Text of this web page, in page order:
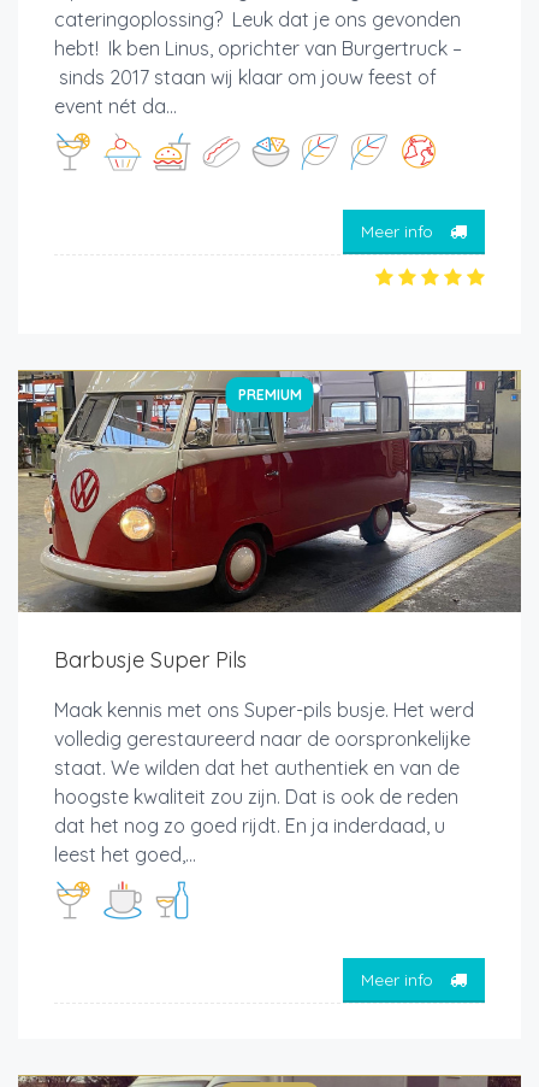
cateringoplossing? Leuk dat je ons gevonden
hebt! Ik ben Linus, oprichter van Burgertruck –
sinds 2017 staan wij klaar om jouw feest of
event nét da...
Meer info
PREMIUM
Barbusje Super Pils
Maak kennis met ons Super-pils busje. Het werd
volledig gerestaureerd naar de oorspronkelijke
staat. We wilden dat het authentiek en van de
hoogste kwaliteit zou zijn. Dat is ook de reden
dat het nog zo goed rijdt. En ja inderdaad, u
leest het goed,...
Meer info